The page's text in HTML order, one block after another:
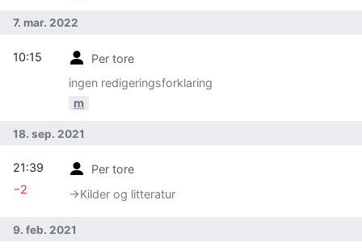
7. mar. 2022
Per tore
ingen redigeringsforklaring
m
10:15
18. sep. 2021
Per tore
→‎Kilder og litteratur
21:39
−2
9. feb. 2021